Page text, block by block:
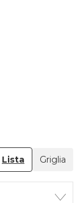
Lista Griglia